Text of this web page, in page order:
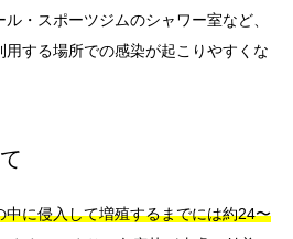
・スポーツジムのシャワー室など、
する場所での感染が起こりやすくな
に侵入して増殖するまでには約24〜